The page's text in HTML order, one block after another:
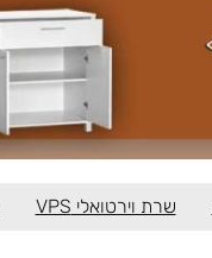
שרת וירטואלי VPS